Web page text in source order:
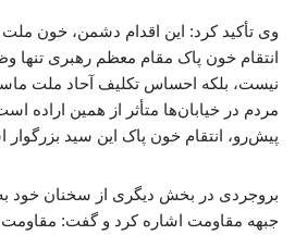
وی تأکید کرد: این اقدام دشمن، خون ملت
انتقام خون پاک مقام معظم رهبری تنها
نیست، بلکه احساس تکلیف آحاد ملت
مردم در خیابان‌ها متأثر از همین اراده
پیش‌رو، انتقام خون پاک این سید
بروجردی در بخش دیگری از سخنان خود به
جبهه مقاومت اشاره کرد و گفت: